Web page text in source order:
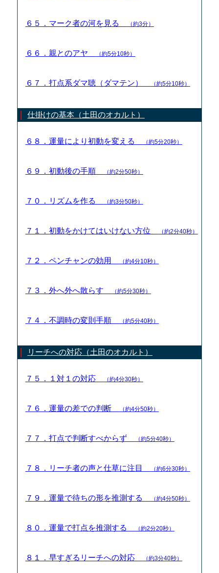
６５．マーク者の河を見る （約3分）
６６．親とのアヤ （約5分10秒）
６７．打点系ダマ聴（ダマテン） （約5分10秒）
仕掛けの基本（土田のオカルト）
６８．運量により初動を変える （約5分20秒）
６９．初動後の手順 （約2分50秒）
７０．リズムを作る （約3分50秒）
７１．初動をかけてはいけない方位 （約2分40秒）
７２．ペンチャンの効用 （約4分10秒）
７３．外へ外へ散らす （約5分30秒）
７４．不調時の変則手順 （約5分40秒）
リーチへの対応（土田のオカルト）
７５．１対１の対応 （約4分30秒）
７６．運量の差での判断 （約4分50秒）
７７．打点で判断すべからず （約5分40秒）
７８．リーチ者の声と仕草に注目 （約6分30秒）
７９．運量で待ちの形を推測する （約4分50秒）
８０．運量で打点を推測する （約2分20秒）
８１．早すぎるリーチへの対応 （約3分40秒）